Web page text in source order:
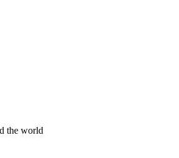
the world